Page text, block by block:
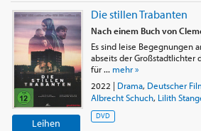
Leihen
Die stillen Trabanten
Nach einem Buch von
Es sind leise Begegnungen
abseits der Großstadtlichter
für ... mehr »
2022 | Drama, Deutscher
Albrecht Schuch, Lilith
DVD